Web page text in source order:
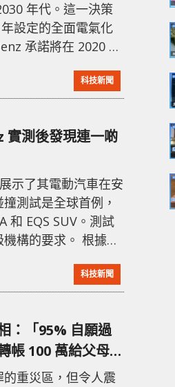
年代。這一決策
設定的全面電氣化
，所有新推出的車
已在每個車型細分
科技新聞
實測後發現連一啲
示了其電動汽車在安
測試是全球首例，
和 EQS SUV。測試
要求。 根據歐
擬另一輛車的前端，
而，Benz 的碰撞測
公里/小時，碰撞
科技新聞
：「95% 自願過
帳 100 萬給父母買
重災區，但令人震